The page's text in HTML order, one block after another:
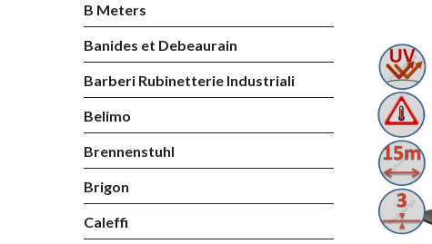
B Meters
Banides et Debeaurain
Barberi Rubinetterie Industriali
Belimo
Brennenstuhl
Brigon
Caleffi